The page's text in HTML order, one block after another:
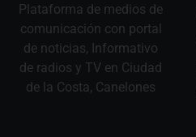
Plataforma de medios de
comunicación con portal
de noticias, Informativo
de radios y TV en Ciudad
de la Costa, Canelones